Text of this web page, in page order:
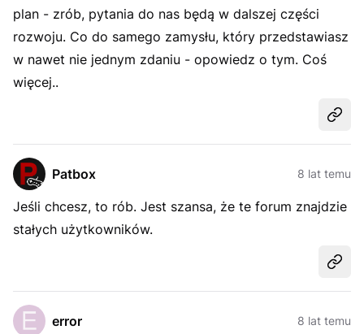
plan - zrób, pytania do nas będą w dalszej części
rozwoju. Co do samego zamysłu, który przedstawiasz
w nawet nie jednym zdaniu - opowiedz o tym. Coś
więcej..
Patbox 8 lat temu
Jeśli chcesz, to rób. Jest szansa, że te forum znajdzie
stałych użytkowników.
error 8 lat temu